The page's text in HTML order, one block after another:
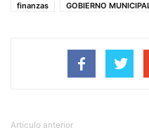
finanzas
GOBIERNO
Artículo anterior